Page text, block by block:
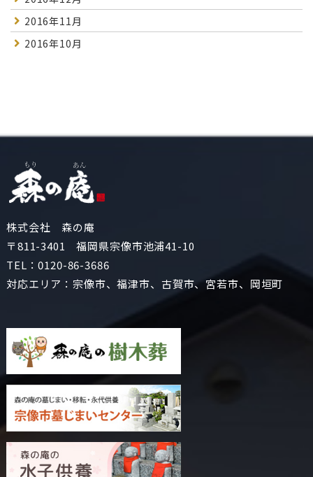
2016年11月
2016年10月
株式会社 森の庵
〒811-3401 福岡県宗像市池浦41-10
TEL：0120-86-3686
対応エリア：宗像市、福津市、古賀市、宮若市、岡垣町